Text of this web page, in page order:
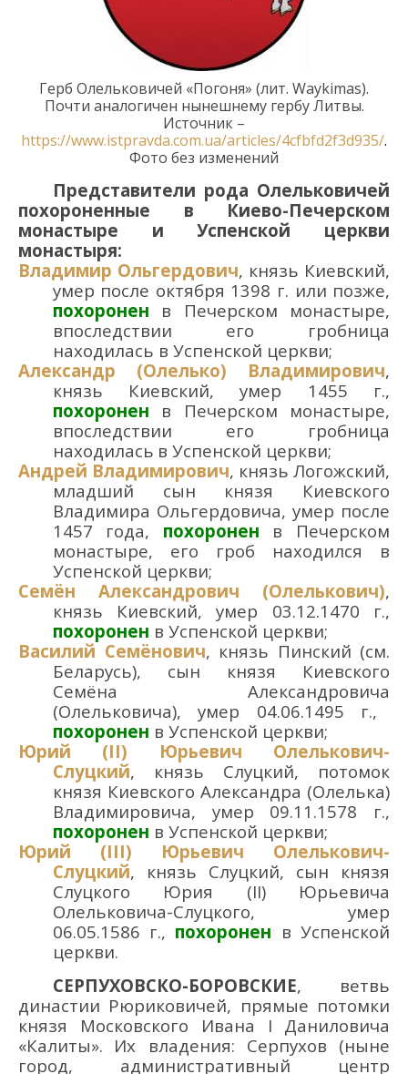
Герб Олельковичей «Погоня» (лит. Waykimas).
Почти аналогичен нынешнему гербуЛитвы.
Источник –
https://www.istpravda.com.ua/articles/4cfbfd2f3d935/.
Фото без изменений
Представители рода Олельковичей
похороненные в Киево-Печерском
монастыре и Успенской церкви
монастыря:
Владимир Ольгердович, князь Киевский,
умер после октября 1398 г. или позже,
похоронен в Печерском монастыре,
впоследствии его гробница
находилась в Успенской церкви;
Александр (Олелько) Владимирович,
князь Киевский,умер 1455 г.,
похоронен в Печерском монастыре,
впоследствии его гробница
находилась в Успенской церкви;
Андрей Владимирович, князь Логожский,
младший сын князя Киевского
Владимира Ольгердовича, умер после
1457 года, похоронен в Печерском
монастыре, его гроб находился в
Успенской церкви;
Семён Александрович (Олелькович),
князь Киевский,умер 03.12.1470 г.,
похоронен в Успенской церкви;
Василий Семёнович, князь Пинский (см.
Беларусь), сын князя Киевского
Семёна Александровича
(Олельковича),умер 04.06.1495 г.,
похоронен в Успенской церкви;
Юрий (II) Юрьевич Олелькович-
Слуцкий, князь Слуцкий, потомок
князя Киевского Александра (Олелька)
Владимировича, умер 09.11.1578 г.,
похоронен в Успенской церкви;
Юрий (III) Юрьевич Олелькович-
Слуцкий, князь Слуцкий, сын князя
Слуцкого Юрия (II) Юрьевича
Олельковича-Слуцкого, умер
06.05.1586 г., похоронен в Успенской
церкви.
СЕРПУХОВСКО-БОРОВСКИЕ, ветвь
династии Рюриковичей, прямые потомки
князя Московского Ивана I Даниловича
«Калиты». Их владения: Серпухов (ныне
город, административный центр